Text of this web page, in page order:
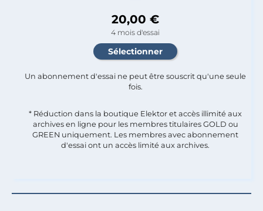
20,00 €
4 mois d'essai
Un abonnement d'essai ne peut être souscrit qu'une seule
fois.​
* Réduction dans la boutique Elektor et accès illimité aux
archives en ligne pour les membres titulaires GOLD ou
GREEN uniquement. Les membres avec abonnement
d'essai ont un accès limité aux archives.